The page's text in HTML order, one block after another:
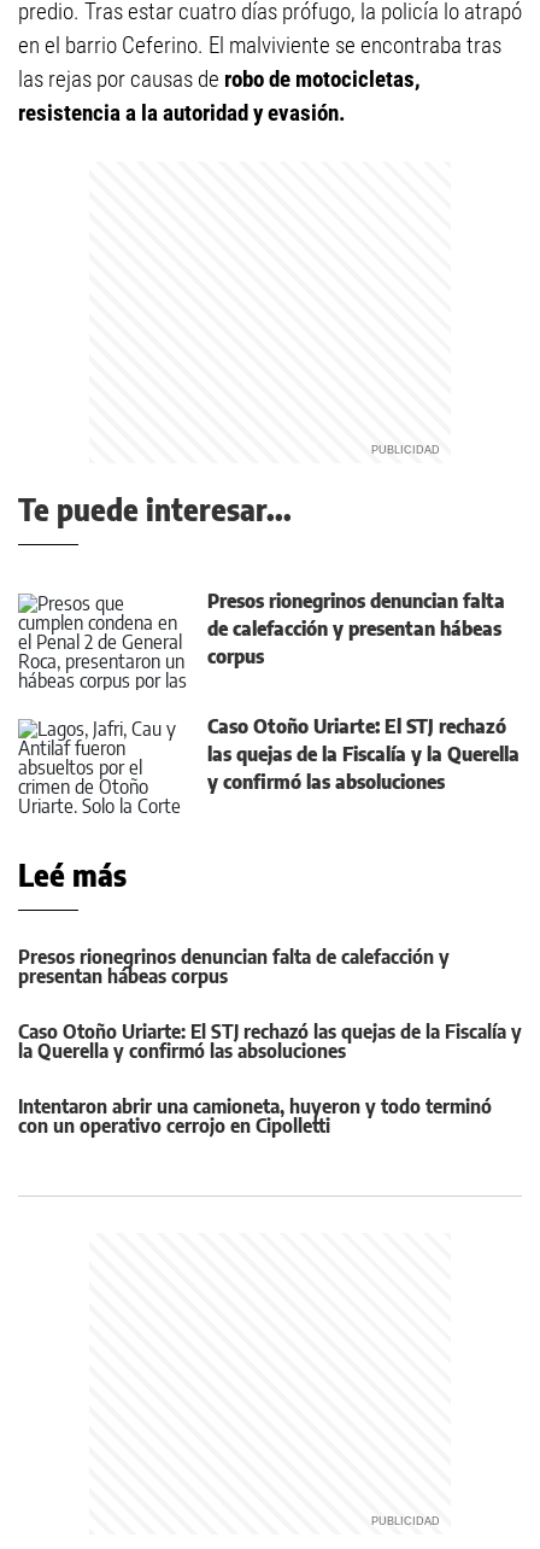
predio. Tras estar cuatro días prófugo, la policía lo atrapó
en el barrio Ceferino. El malviviente se encontraba tras
las rejas por causas de robo de motocicletas,
resistencia a la autoridad y evasión.
Te puede interesar...
Presos rionegrinos denuncian falta
de calefacción y presentan hábeas
corpus
Caso Otoño Uriarte: El STJ rechazó
las quejas de la Fiscalía y la Querella
y confirmó las absoluciones
Leé más
Presos rionegrinos denuncian falta de calefacción y
presentan hábeas corpus
Caso Otoño Uriarte: El STJ rechazó las quejas de la Fiscalía y
la Querella y confirmó las absoluciones
Intentaron abrir una camioneta, huyeron y todo terminó
con un operativo cerrojo en Cipolletti